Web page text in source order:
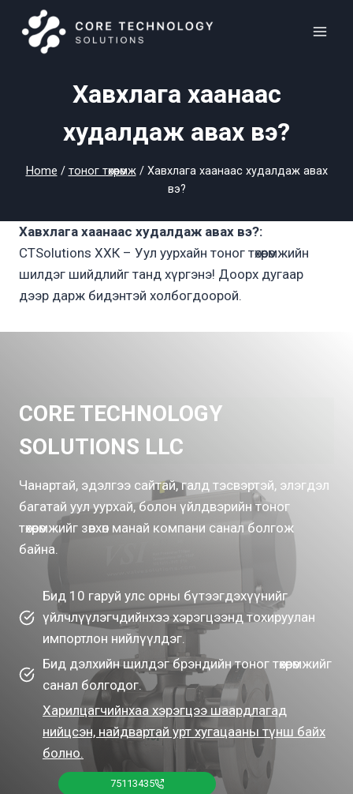
content
Хавхлага хаанаас
худалдаж авах вэ?
Home / тоног төхөөрөмж / Хавхлага хаанаас худалдаж авах
вэ?
Хавхлага хаанаас худалдаж авах вэ?:
CTSolutions ХХК – Уул уурхайн тоног төхөөрөмжийн
шилдэг шийдлийг танд хүргэнэ! Доорх дугаар
дээр дарж бидэнтэй холбогдоорой.
CORE TECHNOLOGY
SOLUTIONS LLC
Чанартай, эдэлгээ сайтай, галд тэсвэртэй, элэгдэл
багатай уул уурхай, болон үйлдвэрийн тоног
төхөөрөмжийг зөвхөн манай компани санал болгож
байна.
Бид 10 гаруй улс орны бүтээгдэхүүнийг
үйлчлүүлэгчдийнхээ хэрэгцээнд тохируулан
импортлон нийлүүлдэг.
Бид дэлхийн шилдэг брэндийн тоног төхөөрөмжийг
санал болгодог.
Харилцагчийнхаа хэрэгцээ шаардлагад
нийцсэн, найдвартай урт хугацааны түнш байх
болно.
75113435